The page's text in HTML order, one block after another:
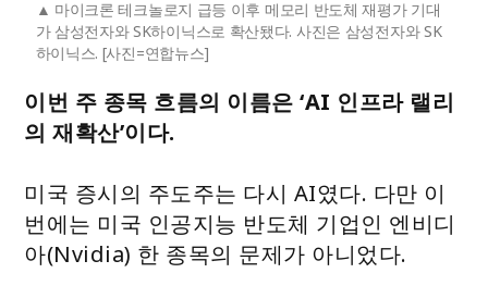
마이크론 테크놀로지 급등 이후 메모리 반도체 재평가 기대
가 삼성전자와 SK하이닉스로 확산됐다. 사진은 삼성전자와 SK
하이닉스. [사진=연합뉴스]
이번 주 종목 흐름의 이름은 ‘AI 인프라 랠리
의 재확산’이다.
미국 증시의 주도주는 다시 AI였다. 다만 이
번에는 미국 인공지능 반도체 기업인 엔비디
아(Nvidia) 한 종목의 문제가 아니었다.